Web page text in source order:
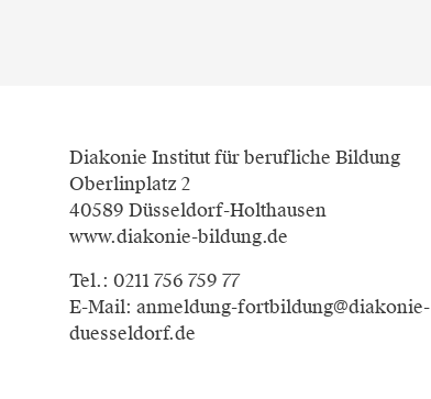
Diakonie Institut für berufliche Bildung
Oberlinplatz 2
40589 Düsseldorf-Holthausen
www.diakonie-bildung.de
Tel.: 0211 756 759 77
E-Mail: anmeldung-fortbildung@diakonie-
duesseldorf.de